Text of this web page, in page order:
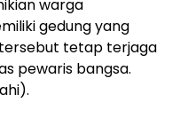
warga
gedung yang
tetap terjaga
pewaris bangsa.